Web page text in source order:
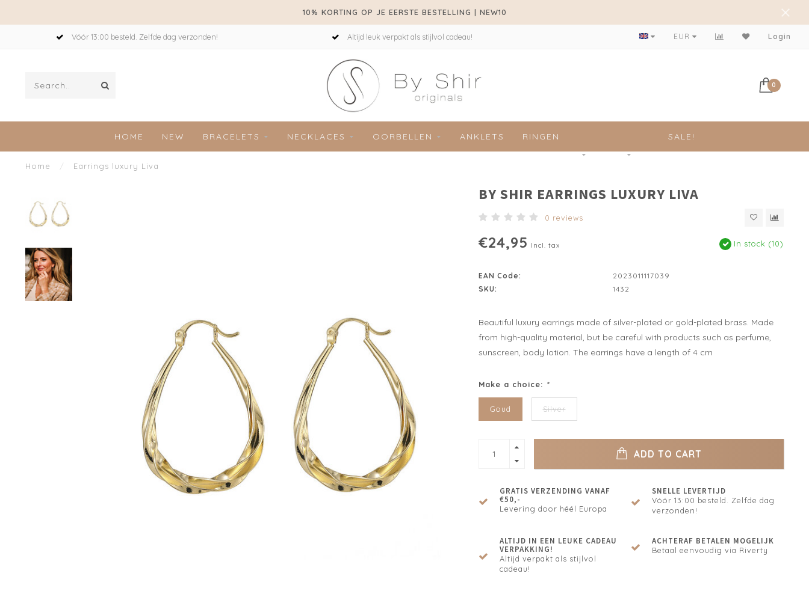
10% KORTING OP JE EERSTE BESTELLING | NEW10
Vóór 13:00 besteld. Zelfde dag verzonden! Altijd leuk verpakt als stijlvol cadeau! Achteraf betalen mogelijk!
EUR Login
0
HOME NEW BRACELETS NECKLACES OORBELLEN ANKLETS RINGEN SALE!
Home / Earrings luxury Liva
BY SHIR EARRINGS LUXURY LIVA
0 reviews
€24,95 Incl. tax In stock (10)
EAN Code:
2023011117039
SKU:
1432
Beautiful luxury earrings made of silver-plated or gold-plated brass. Made
from high-quality material, but be careful with products such as perfume,
sunscreen, body lotion. The earrings have a length of 4 cm
Make a choice: *
Goud Silver
ADD TO CART
GRATIS VERZENDING VANAF
€50,-
Levering door héél Europa
SNELLE LEVERTIJD
Vóór 13:00 besteld. Zelfde dag
verzonden!
ALTIJD IN EEN LEUKE CADEAU
VERPAKKING!
Altijd verpakt als stijlvol
cadeau!
ACHTERAF BETALEN MOGELIJK
Betaal eenvoudig via Riverty